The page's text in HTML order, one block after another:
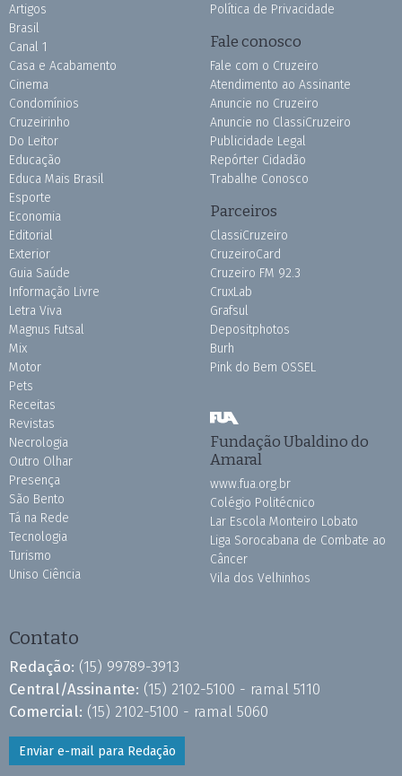
Artigos
Brasil
Canal 1
Casa e Acabamento
Cinema
Condomínios
Cruzeirinho
Do Leitor
Educação
Educa Mais Brasil
Esporte
Economia
Editorial
Exterior
Guia Saúde
Informação Livre
Letra Viva
Magnus Futsal
Mix
Motor
Pets
Receitas
Revistas
Necrologia
Outro Olhar
Presença
São Bento
Tá na Rede
Tecnologia
Turismo
Uniso Ciência
Política de Privacidade
Fale conosco
Fale com o Cruzeiro
Atendimento ao Assinante
Anuncie no Cruzeiro
Anuncie no ClassiCruzeiro
Publicidade Legal
Repórter Cidadão
Trabalhe Conosco
Parceiros
ClassiCruzeiro
CruzeiroCard
Cruzeiro FM 92.3
CruxLab
Grafsul
Depositphotos
Burh
Pink do Bem OSSEL
Fundação Ubaldino do
Amaral
www.fua.org.br
Colégio Politécnico
Lar Escola Monteiro Lobato
Liga Sorocabana de Combate ao
Câncer
Vila dos Velhinhos
Contato
Redação: (15) 99789-3913
Central/Assinante: (15) 2102-5100 - ramal 5110
Comercial: (15) 2102-5100 - ramal 5060
Enviar e-mail para Redação